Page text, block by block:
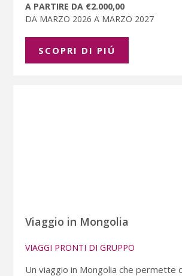
A PARTIRE DA €2.000,00
DA MARZO 2026 A MARZO 2027
SCOPRI DI PIÚ
Viaggio in Mongolia
VIAGGI PRONTI DI GRUPPO
Un viaggio in Mongolia che permette